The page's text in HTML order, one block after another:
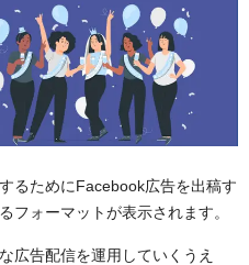
るためにFacebook広告を出稿す
フォーマットが表示されます。
広告配信を運用していくうえ